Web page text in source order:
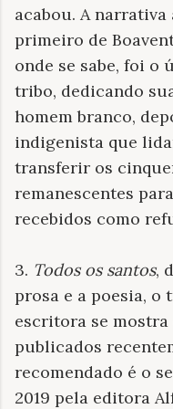
acabou. A
primeiro de
onde se sabe, foi o
tribo, dedicando
homem branco,
indigenista que
transferir os
remanescentes
recebidos como
3. Todos os santos,
prosa e a poesia, o
escritora se
publicados
recomendado é o
2019 pela editora